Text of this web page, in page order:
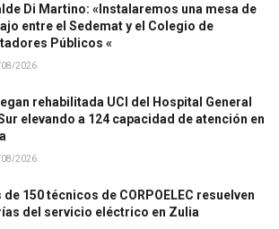
Di Martino: «Instalaremos una mesa de
entre el Sedemat y el Colegio de
Públicos «
2026
rehabilitada UCI del Hospital General
elevando a 124 capacidad de atención en
2026
de 150 técnicos de CORPOELEC resuelven
del servicio eléctrico en Zulia